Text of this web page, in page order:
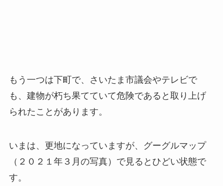
もう一つは下町で、さいたま市議会やテレビで
も、建物が朽ち果てていて危険であると取り上げ
られたことがあります。
いまは、更地になっていますが、グーグルマップ
（２０２１年３月の写真）で見るとひどい状態で
す。